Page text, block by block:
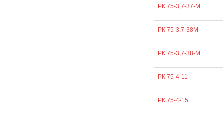
РК 75-3,7-37-М
РК 75-3,7-38М
РК 75-3,7-38-М
РК 75-4-11
РК 75-4-15